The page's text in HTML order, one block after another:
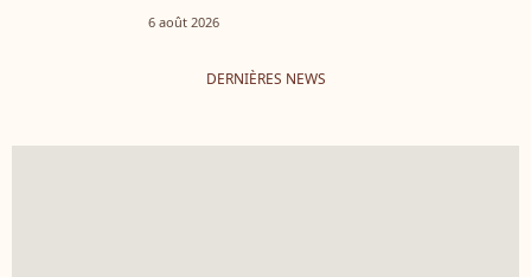
6 août 2026
DERNIÈRES NEWS